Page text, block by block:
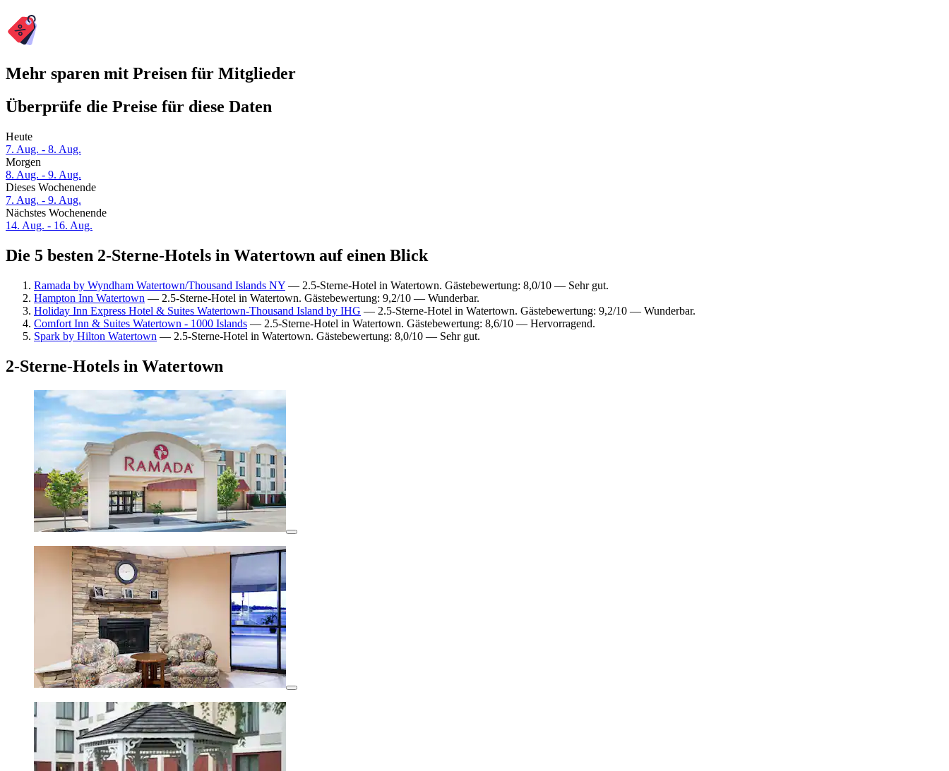
Mehr sparen mit Preisen für Mitglieder
Überprüfe die Preise für diese Daten
Heute
7. Aug. - 8. Aug.
Morgen
8. Aug. - 9. Aug.
Dieses Wochenende
7. Aug. - 9. Aug.
Nächstes Wochenende
14. Aug. - 16. Aug.
Die 5 besten 2-Sterne-Hotels in Watertown auf einen Blick
Ramada by Wyndham Watertown/Thousand Islands NY — 2.5-Sterne-Hotel in Watertown. Gästebewertung: 8,0/10 — Sehr gut.
Hampton Inn Watertown — 2.5-Sterne-Hotel in Watertown. Gästebewertung: 9,2/10 — Wunderbar.
Holiday Inn Express Hotel & Suites Watertown-Thousand Island by IHG — 2.5-Sterne-Hotel in Watertown. Gästebewertung: 9,2/10 — Wunderbar.
Comfort Inn & Suites Watertown - 1000 Islands — 2.5-Sterne-Hotel in Watertown. Gästebewertung: 8,6/10 — Hervorragend.
Spark by Hilton Watertown — 2.5-Sterne-Hotel in Watertown. Gästebewertung: 8,0/10 — Sehr gut.
2-Sterne-Hotels in Watertown